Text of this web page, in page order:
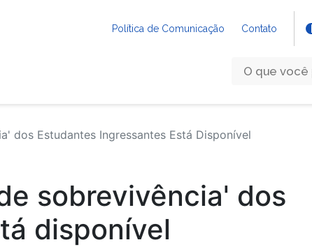
Política de Comunicação Contato
dos Estudantes Ingressantes Está Disponível
sobrevivência' dos
disponível